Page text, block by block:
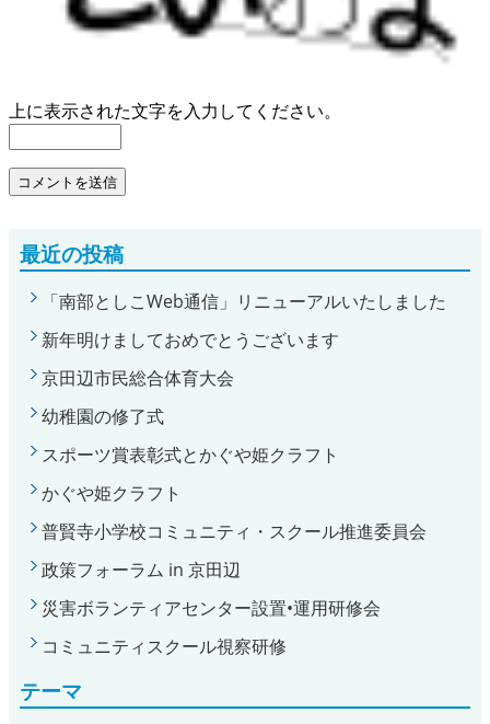
上に表示された文字を入力してください。
最近の投稿
「南部としこWeb通信」リニューアルいたしました
新年明けましておめでとうございます
京田辺市民総合体育大会
幼稚園の修了式
スポーツ賞表彰式とかぐや姫クラフト
かぐや姫クラフト
普賢寺小学校コミュニティ・スクール推進委員会
政策フォーラム in 京田辺
災害ボランティアセンター設置•運用研修会
コミュニティスクール視察研修
テーマ